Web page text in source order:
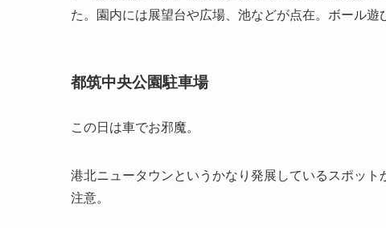
た。園内には展望台や広場、池などが点在。ボール遊
都筑中央公園駐車場
この日は車でお邪魔。
港北ニュータウンというかなり発展しているスポッ
注意。